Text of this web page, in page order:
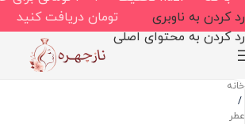
رد کردن به ناوبری
رد کردن به محتوای اصلی
تومان دریافت کنید
خانه
/
عطر